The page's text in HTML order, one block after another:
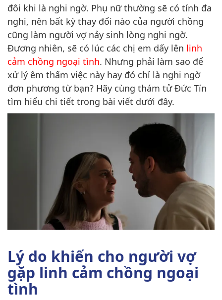
đôi khi là nghi ngờ. Phụ nữ thường sẽ có tính đa
nghi, nên bất kỳ thay đổi nào của người chồng
cũng làm người vợ nảy sinh lòng nghi ngờ.
Đương nhiên, sẽ có lúc các chị em dấy lên linh
cảm chồng ngoại tình. Nhưng phải làm sao để
xử lý êm thấm việc này hay đó chỉ là nghi ngờ
đơn phương từ bạn? Hãy cùng thám tử Đức Tín
tìm hiểu chi tiết trong bài viết dưới đây.
Lý do khiến cho người vợ
gặp linh cảm chồng ngoại
tình